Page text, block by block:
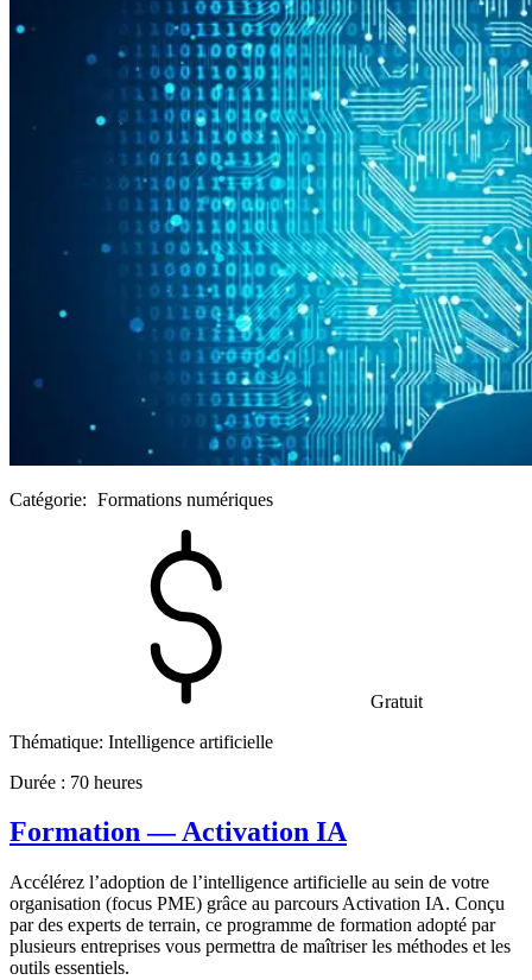
Catégorie: Formations numériques
Gratuit
Thématique: Intelligence artificielle
Durée : 70 heures
Formation — Activation IA
Accélérez l’adoption de l’intelligence artificielle au sein de votre
organisation (focus PME) grâce au parcours Activation IA. Conçu
par des experts de terrain, ce programme de formation adopté par
plusieurs entreprises vous permettra de maîtriser les méthodes et les
outils essentiels.